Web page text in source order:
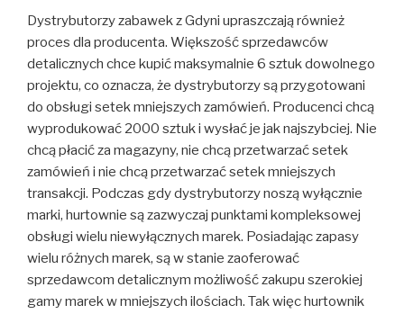
Dystrybutorzy zabawek z Gdyni upraszczają również
proces dla producenta. Większość sprzedawców
detalicznych chce kupić maksymalnie 6 sztuk dowolnego
projektu, co oznacza, że ​​dystrybutorzy są przygotowani
do obsługi setek mniejszych zamówień. Producenci chcą
wyprodukować 2000 sztuk i wysłać je jak najszybciej. Nie
chcą płacić za magazyny, nie chcą przetwarzać setek
zamówień i nie chcą przetwarzać setek mniejszych
transakcji. Podczas gdy dystrybutorzy noszą wyłącznie
marki, hurtownie są zazwyczaj punktami kompleksowej
obsługi wielu niewyłącznych marek. Posiadając zapasy
wielu różnych marek, są w stanie zaoferować
sprzedawcom detalicznym możliwość zakupu szerokiej
gamy marek w mniejszych ilościach. Tak więc hurtownik